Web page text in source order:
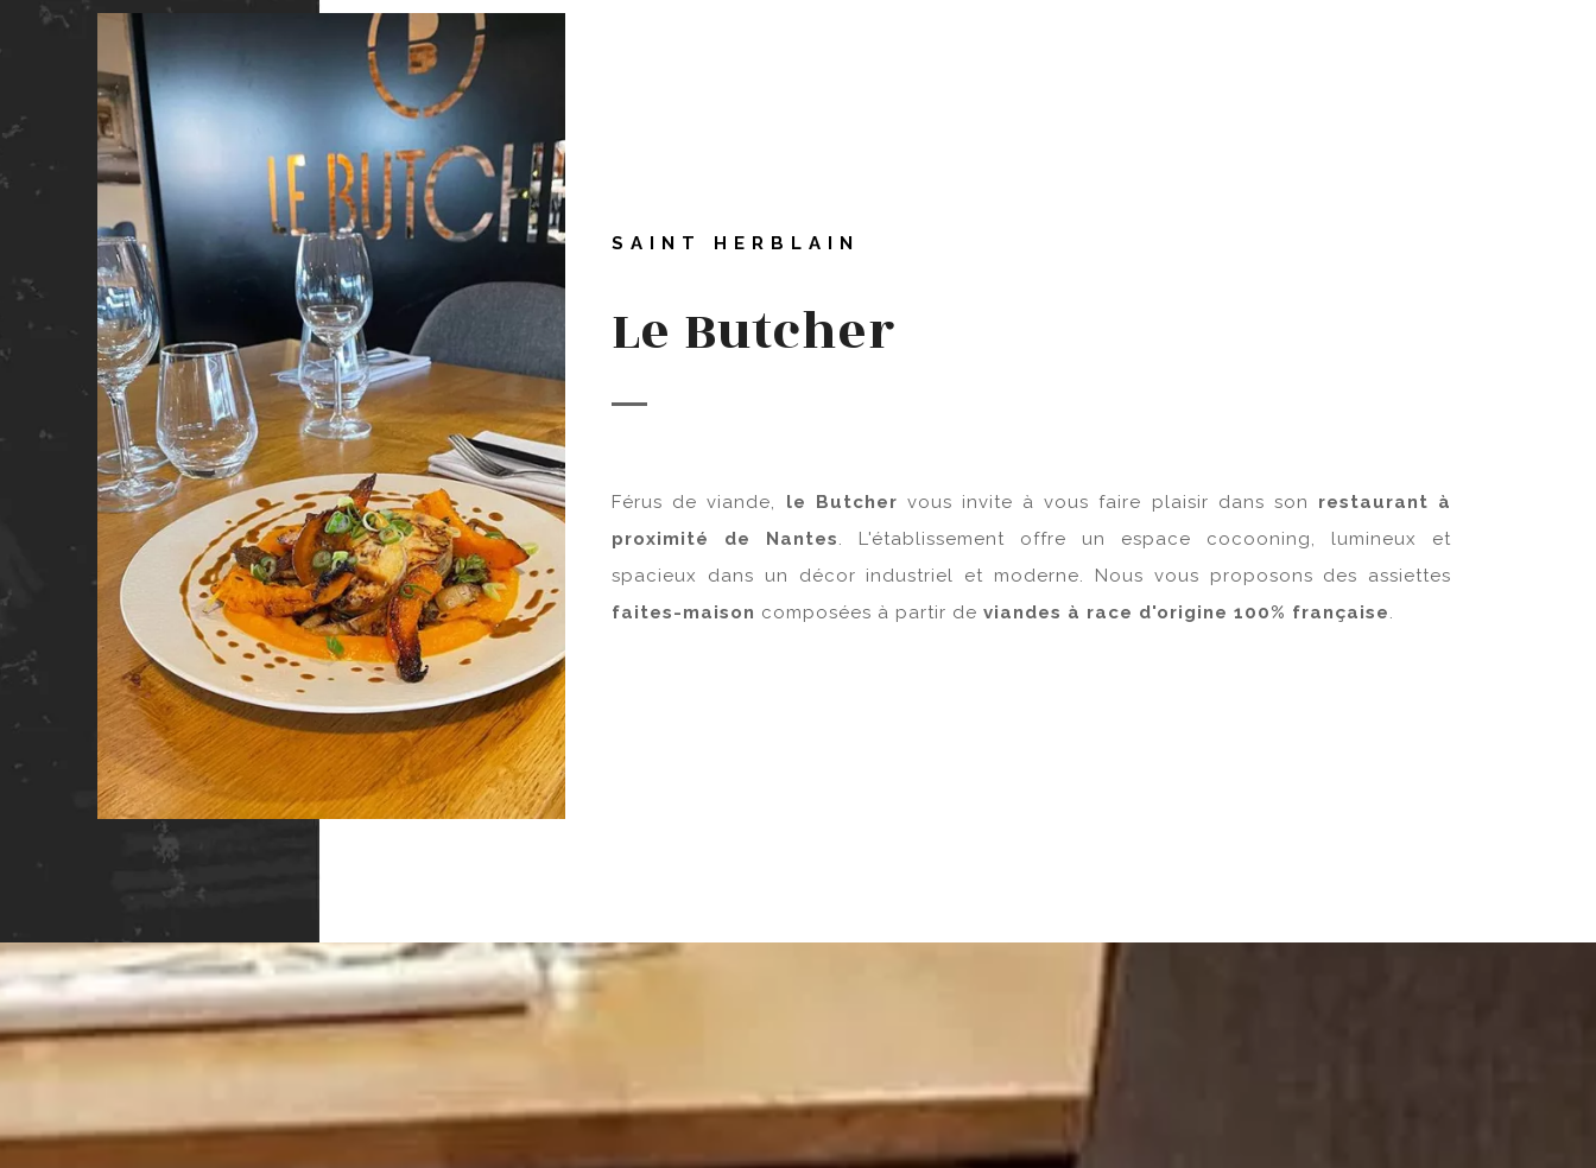
SAINT HERBLAIN
Le Butcher
Férus de viande, le Butcher vous invite à vous faire plaisir dans son restaurant à
proximité de Nantes. L'établissement offre un espace cocooning, lumineux et
spacieux dans un décor industriel et moderne. Nous vous proposons des assiettes
faites-maison composées à partir deviandes à race d'origine 100% française.